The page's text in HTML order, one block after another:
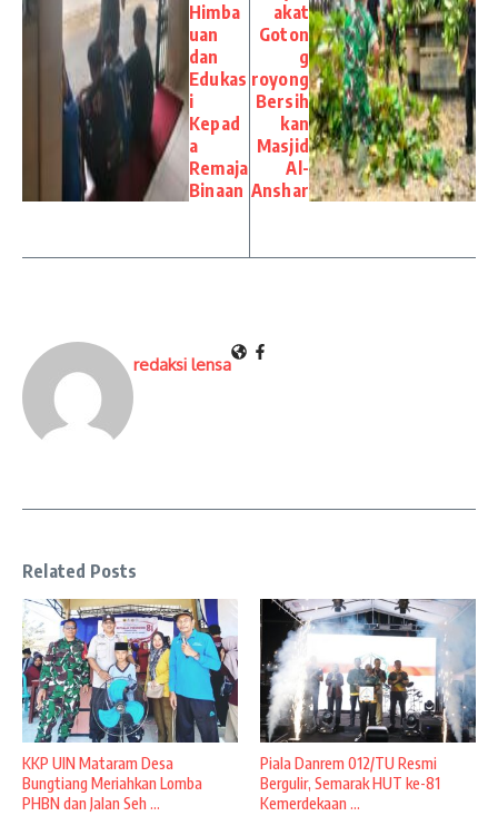
Himba
uan
dan
Edukas
i
Kepad
a
Remaja
Binaan
akat
Goton
g
royong
Bersih
kan
Masjid
Al-
Anshar
redaksi lensa
Related Posts
KKP UIN Mataram Desa
Bungtiang Meriahkan Lomba
PHBN dan Jalan Seh ...
Piala Danrem 012/TU Resmi
Bergulir, Semarak HUT ke-81
Kemerdekaan ...